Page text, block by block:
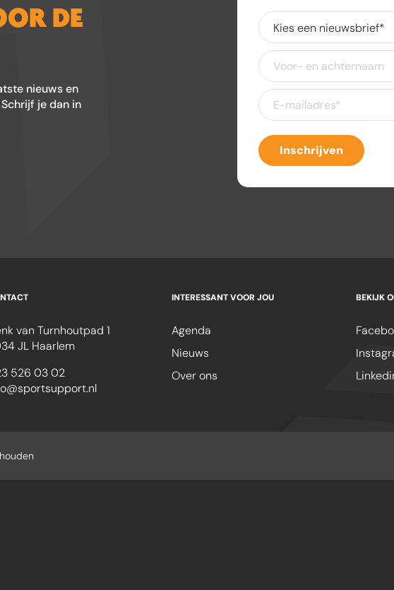
DE
nieuws en
je dan in
Kies
een
nieuwsbrief(Vereist)
Voor-
en
achternaam
E-
mailadres(Vereist)
Inschrijven
van Turnhoutpad 1
JL Haarlem
526 03 02
INTERESSANT VOOR JOU
Agenda
Nieuws
Over ons
BEKIJK